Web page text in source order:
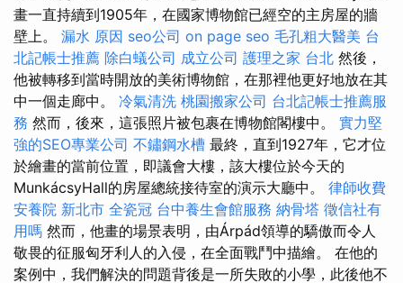
畫一直持續到1905年，在國家博物館已經空的主房屋的牆
壁上。 漏水 原因 seo公司 on page seo 毛孔粗大醫美 台
北記帳士推薦 除白蟻公司 成立公司 護理之家 台北 然後，
他被轉移到當時開放的美術博物館，在那裡他更好地放在其
中一個走廊中。 冷氣清洗 桃園搬家公司 台北記帳士推薦服
務 然而，後來，這張照片被包裹在博物館閣樓中。 實力堅
強的SEO專業公司 不鏽鋼水槽 最終，直到1927年，它才位
於繪畫的當前位置，即議會大樓，該大樓位於今天的
MunkácsyHall的房屋總統接待室的演示大廳中。 律師收費
安養院 新北市 全瓷冠 台中養生會館服務 納骨塔 徵信社有
用嗎 然而，他畫的場景表明，由Árpád領導的驕傲而令人
敬畏的征服匈牙利人的入侵，在全面戰鬥中描繪。 在他的
案例中，我們解決的問題背後是一所失敗的小學，此後他不